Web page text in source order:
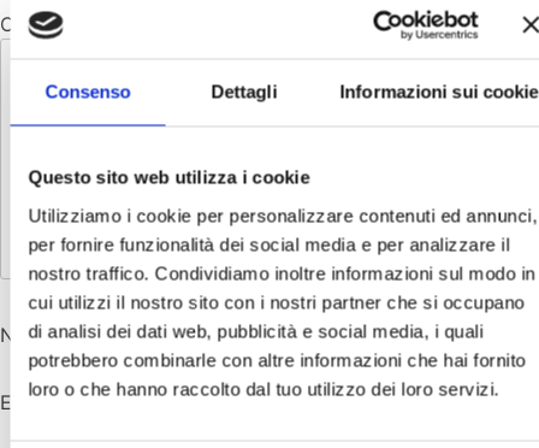
Consenso Dettagli Informazioni sui cookie
Questo sito web utilizza i cookie
Utilizziamo i cookie per personalizzare contenuti ed annunci,
per fornire funzionalità dei social media e per analizzare il
nostro traffico. Condividiamo inoltre informazioni sul modo in
cui utilizzi il nostro sito con i nostri partner che si occupano
di analisi dei dati web, pubblicità e social media, i quali
potrebbero combinarle con altre informazioni che hai fornito
loro o che hanno raccolto dal tuo utilizzo dei loro servizi.
Commento
Nome*
Email*